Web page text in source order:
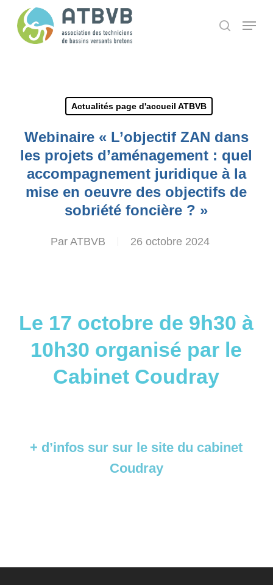
search
Menu
Actualités page d'accueil ATBVB
Webinaire « L’objectif ZAN dans
les projets d’aménagement : quel
accompagnement juridique à la
mise en oeuvre des objectifs de
sobriété foncière ? »
Par ATBVB 26 octobre 2024
Le 17 octobre de 9h30 à
10h30 organisé par le
Cabinet Coudray
+ d’infos sur sur le site du cabinet
Coudray
Panneau de gestion des cookies